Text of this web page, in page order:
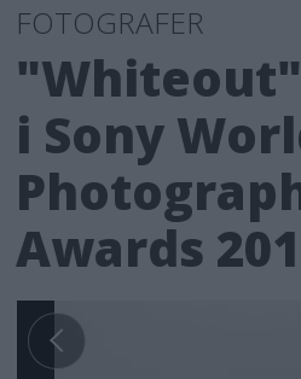
FOTOGRAFER
i Sony
Awards